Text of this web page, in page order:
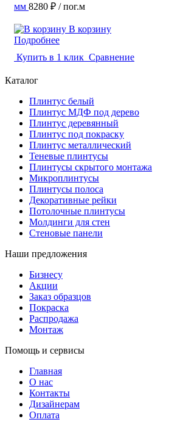
мм 8280 ₽ / пог.м
В корзину
Подробнее
Купить в 1 клик Сравнение
Каталог
Плинтус белый
Плинтус МДФ под дерево
Плинтус деревянный
Плинтус под покраску
Плинтус металлический
Теневые плинтусы
Плинтусы скрытого монтажа
Микроплинтусы
Плинтусы полоса
Декоративные рейки
Потолочные плинтусы
Молдинги для стен
Стеновые панели
Наши предложения
Бизнесу
Акции
Заказ образцов
Покраска
Распродажа
Монтаж
Помощь и сервисы
Главная
О нас
Контакты
Дизайнерам
Оплата